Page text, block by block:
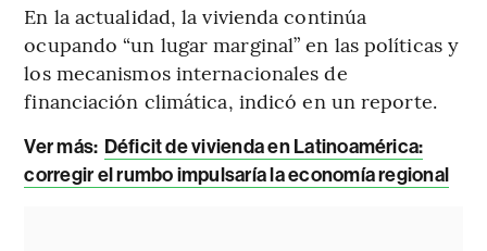
En la actualidad, la vivienda continúa
ocupando “un lugar marginal” en las políticas y
los mecanismos internacionales de
financiación climática, indicó en un reporte.
Ver más: Déficit de vivienda en Latinoamérica:
corregir el rumbo impulsaría la economía regional